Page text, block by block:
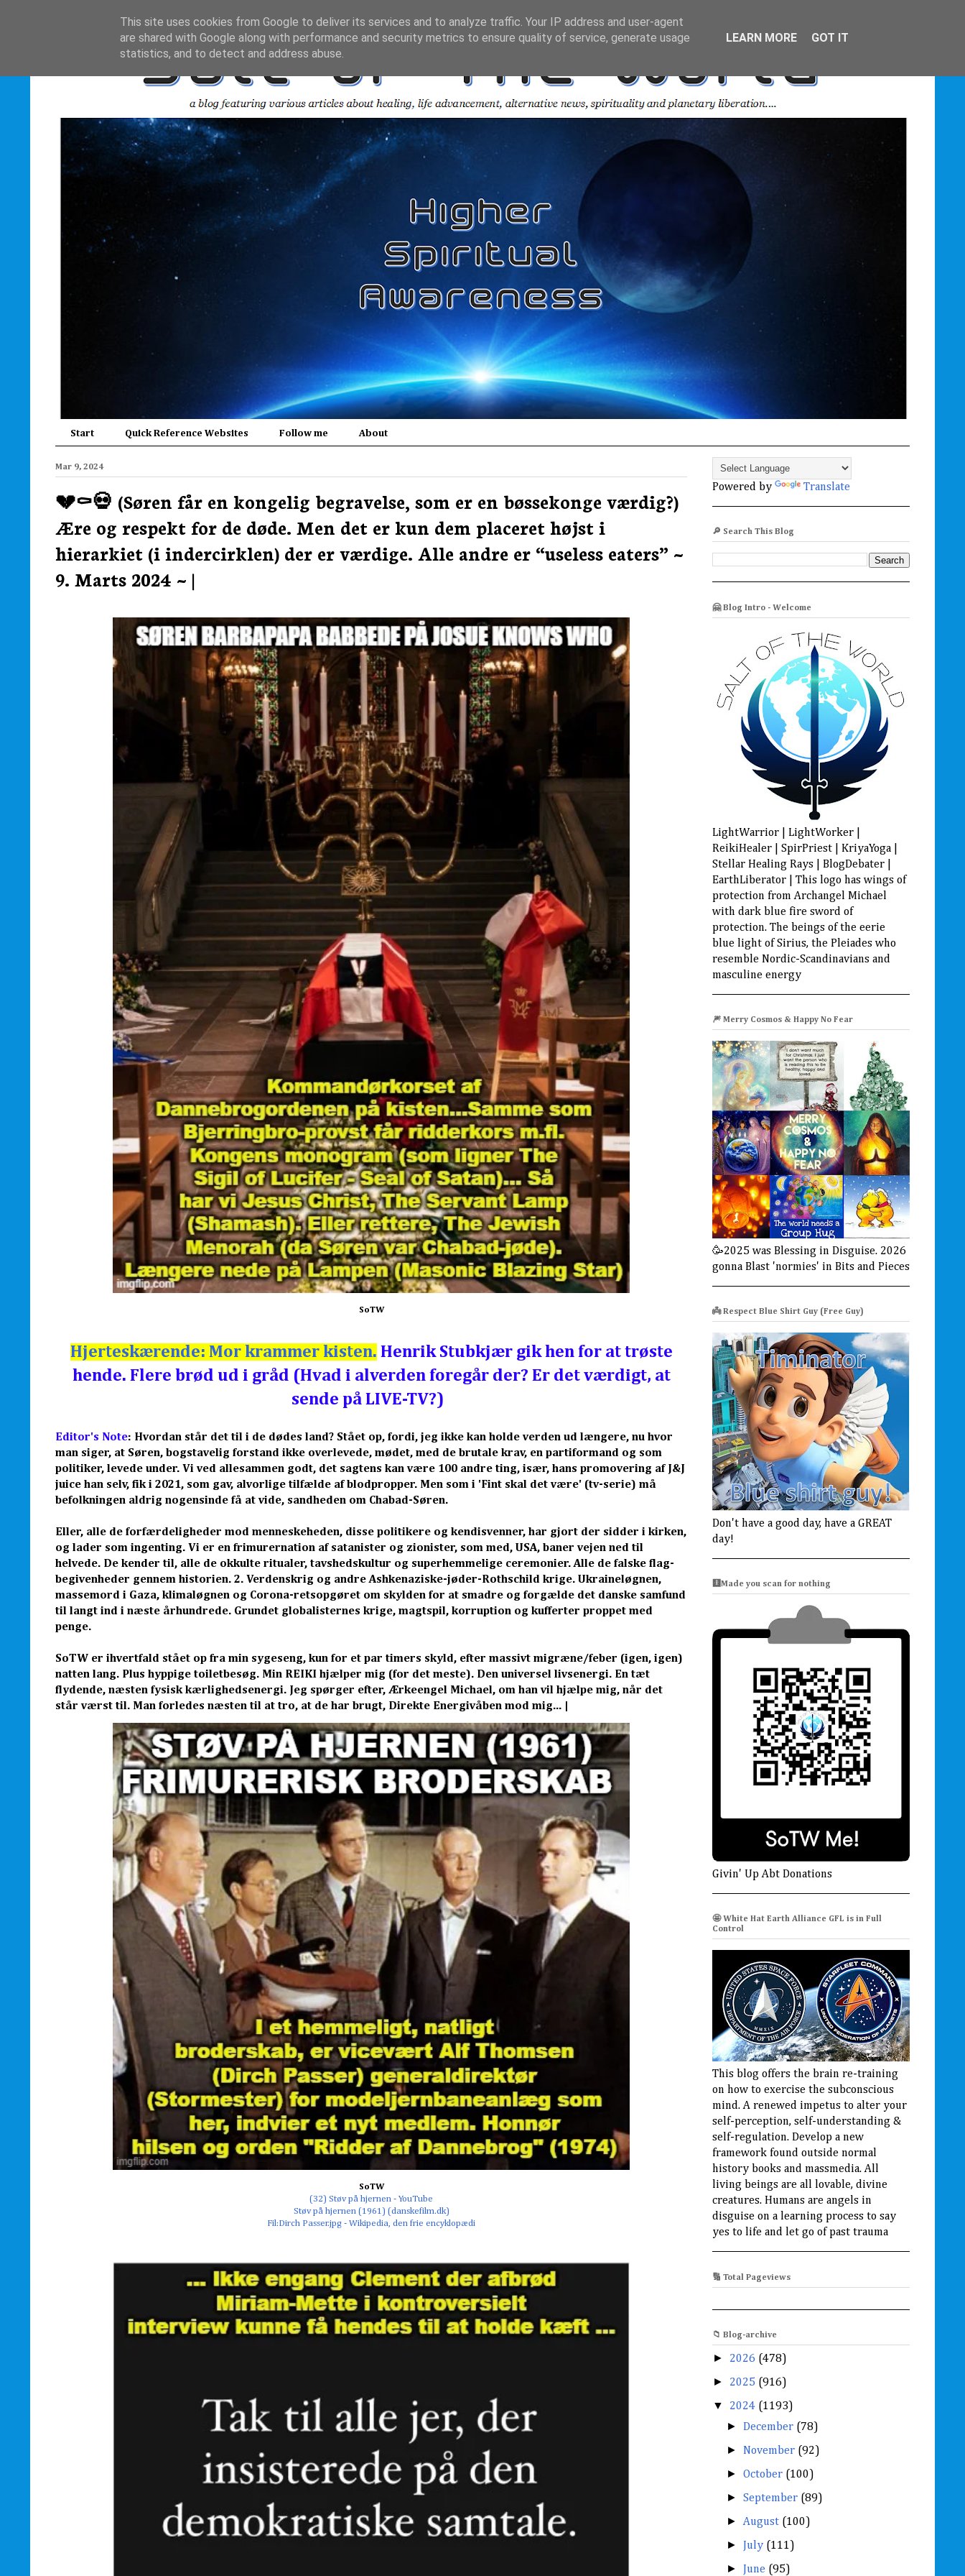
Start Quick Reference Websites Follow me About
Mar 9, 2024
💔⚰️💀 (Søren får en kongelig begravelse, som er en bøssekonge værdig?)
Ære og respekt for de døde. Men det er kun dem placeret højst i
hierarkiet (i indercirklen) der er værdige. Alle andre er “useless eaters” ~
9. Marts 2024 ~ |
SoTW
Hjerteskærende: Mor krammer kisten. Henrik Stubkjær gik hen for at trøste
hende. Flere brød ud i gråd (Hvad i alverden foregår der? Er det værdigt, at
sende på LIVE-TV?)
Editor's Note: Hvordan står det til i de dødes land? Stået op, fordi, jeg ikke kan holde verden ud længere, nu hvor
man siger, at Søren, bogstavelig forstand ikke overlevede, mødet, med de brutale krav, en partiformand og som
politiker, levede under. Vi ved allesammen godt, det sagtens kan være 100 andre ting, især, hans promovering af J&J
juice han selv, fik i 2021, som gav, alvorlige tilfælde af blodpropper. Men som i 'Fint skal det være' (tv-serie) må
befolkningen aldrig nogensinde få at vide, sandheden om Chabad-Søren.
Eller, alle de forfærdeligheder mod menneskeheden, disse politikere og kendisvenner, har gjort der sidder i kirken,
og lader som ingenting. Vi er en frimurernation af satanister og zionister, som med, USA, baner vejen ned til
helvede. De kender til, alle de okkulte ritualer, tavshedskultur og superhemmelige ceremonier. Alle de falske flag-
begivenheder gennem historien. 2. Verdenskrig og andre Ashkenaziske-jøder-Rothschild krige. Ukraineløgnen,
massemord i Gaza, klimaløgnen og Corona-retsopgøret om skylden for at smadre og forgælde det danske samfund
til langt ind i næste århundrede. Grundet globalisternes krige, magtspil, korruption og kufferter proppet med
penge.
SoTW er ihvertfald stået op fra min sygeseng, kun for et par timers skyld, efter massivt migræne/feber (igen, igen)
natten lang. Plus hyppige toiletbesøg. Min REIKI hjælper mig (for det meste). Den universel livsenergi. En tæt
flydende, næsten fysisk kærlighedsenergi. Jeg spørger efter, Ærkeengel Michael, om han vil hjælpe mig, når det
står værst til. Man forledes næsten til at tro, at de har brugt, Direkte Energivåben mod mig... |
SoTW
(32) Støv på hjernen - YouTube
Støv på hjernen (1961) (danskefilm.dk)
Fil:Dirch Passer.jpg - Wikipedia, den frie encyklopædi
Powered by Translate
🔎 Search This Blog
🤗 Blog Intro - Welcome
LightWarrior | LightWorker |
ReikiHealer | SpirPriest | KriyaYoga |
Stellar Healing Rays | BlogDebater |
EarthLiberator | This logo has wings of
protection from Archangel Michael
with dark blue fire sword of
protection. The beings of the eerie
blue light of Sirius, the Pleiades who
resemble Nordic-Scandinavians and
masculine energy
🎆 Merry Cosmos & Happy No Fear
🥳2025 was Blessing in Disguise. 2026
gonna Blast 'normies' in Bits and Pieces
👼 Respect Blue Shirt Guy (Free Guy)
Don't have a good day, have a GREAT
day!
🩻Made you scan for nothing
Givin' Up Abt Donations
🤩 White Hat Earth Alliance GFL is in Full
Control
This blog offers the brain re-training
on how to exercise the subconscious
mind. A renewed impetus to alter your
self-perception, self-understanding &
self-regulation. Develop a new
framework found outside normal
history books and massmedia. All
living beings are all lovable, divine
creatures. Humans are angels in
disguise on a learning process to say
yes to life and let go of past trauma
🔢 Total Pageviews
📁 Blog-archive
► 2026 (478)
► 2025 (916)
▼ 2024 (1193)
►December (78)
► November (92)
►October (100)
►September (89)
►August (100)
► July (111)
► June (95)
This site uses cookies from Google to deliver its services and to analyze traffic. Your IP address and user-agent
are shared with Google along with performance and security metrics to ensure quality of service, generate usage
statistics, and to detect and address abuse.
LEARN MORE GOT IT